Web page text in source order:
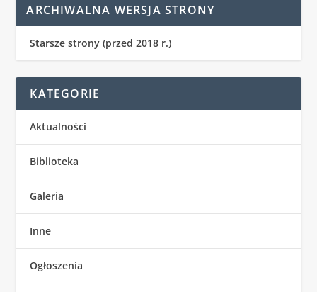
ARCHIWALNA WERSJA STRONY
Starsze strony (przed 2018 r.)
KATEGORIE
Aktualności
Biblioteka
Galeria
Inne
Ogłoszenia